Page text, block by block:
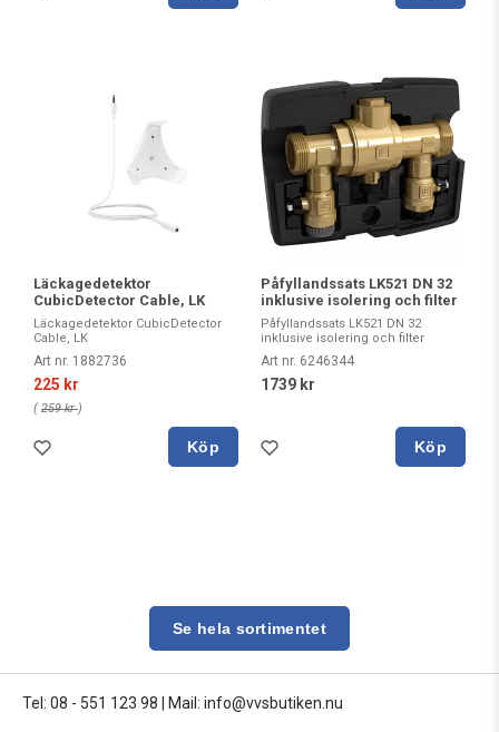
Läckagedetektor
CubicDetector Cable, LK
Läckagedetektor CubicDetector
Cable, LK
Art nr. 1882736
225 kr
( 259 kr)
Köp
Påfyllandssats LK521 DN 32
inklusive isolering och filter
Påfyllandssats LK521 DN 32
inklusive isolering och filter
Art nr. 6246344
1739 kr
Köp
Se hela sortimentet
Tel: 08 - 551 123 98 Mail: info@vvsbutiken.nu